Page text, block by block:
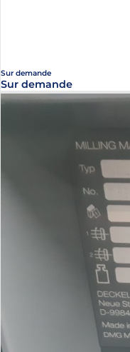
Sur demande
Sur demande